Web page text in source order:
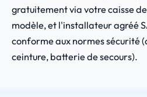
gratuitement via votre caisse
modèle, et l'installateur agréé
conforme aux normes sécurité
ceinture, batterie de secours).